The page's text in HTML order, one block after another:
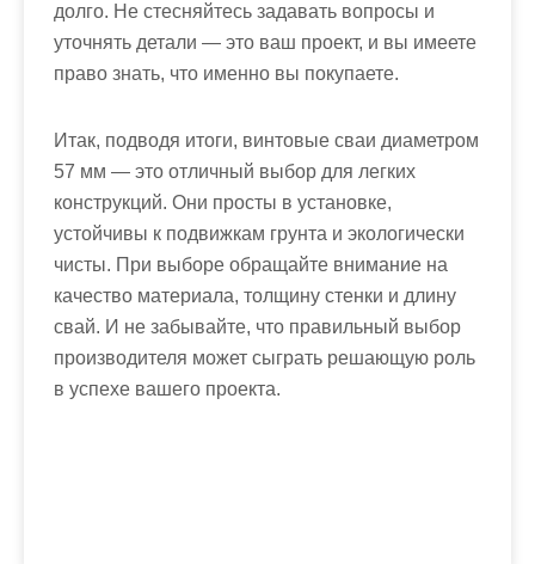
долго. Не стесняйтесь задавать вопросы и
уточнять детали — это ваш проект, и вы имеете
право знать, что именно вы покупаете.
Итак, подводя итоги, винтовые сваи диаметром
57 мм — это отличный выбор для легких
конструкций. Они просты в установке,
устойчивы к подвижкам грунта и экологически
чисты. При выборе обращайте внимание на
качество материала, толщину стенки и длину
свай. И не забывайте, что правильный выбор
производителя может сыграть решающую роль
в успехе вашего проекта.